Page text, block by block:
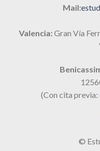
Mail:
Valencia: Gran Vía
(Con cita previa:
©